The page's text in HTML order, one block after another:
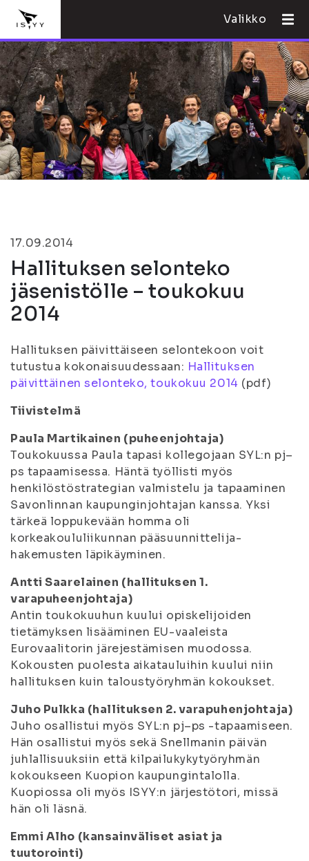
Valikko
17.09.2014
Hallituksen selonteko
jäsenistölle – toukokuu
2014
Hallituksen päivittäiseen selontekoon voit
tutustua kokonaisuudessaan: Hallituksen
päivittäinen selonteko, toukokuu 2014 (pdf)
Tiivistelmä
Paula Martikainen (puheenjohtaja)
Toukokuussa Paula tapasi kollegojaan SYL:n pj–
ps tapaamisessa. Häntä työllisti myös
henkilöstöstrategian valmistelu ja tapaaminen
Savonlinnan kaupunginjohtajan kanssa. Yksi
tärkeä loppukevään homma oli
korkeakoululiikunnan pääsuunnittelija-
hakemusten läpikäyminen.
Antti Saarelainen (hallituksen 1.
varapuheenjohtaja)
Antin toukokuuhun kuului opiskelijoiden
tietämyksen lisääminen EU-vaaleista
Eurovaalitorin järejestämisen muodossa.
Kokousten puolesta aikatauluihin kuului niin
hallituksen kuin taloustyöryhmän kokoukset.
Juho Pulkka (hallituksen 2. varapuhenjohtaja)
Juho osallistui myös SYL:n pj–ps -tapaamiseen.
Hän osallistui myös sekä Snellmanin päivän
juhlallisuuksiin että kilpailukykytyöryhmän
kokoukseen Kuopion kaupungintalolla.
Kuopiossa oli myös ISYY:n järjestötori, missä
hän oli läsnä.
Emmi Alho (kansainväliset asiat ja
tuutorointi)